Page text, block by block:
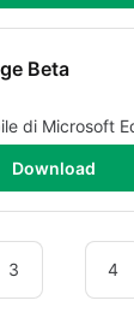
Beta
di Microsoft
Download
3 4